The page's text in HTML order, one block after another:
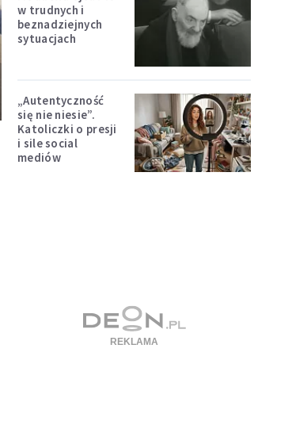
w trudnych i
beznadziejnych
sytuacjach
„Autentyczność
się nie niesie”.
Katoliczki o presji
i sile social
mediów